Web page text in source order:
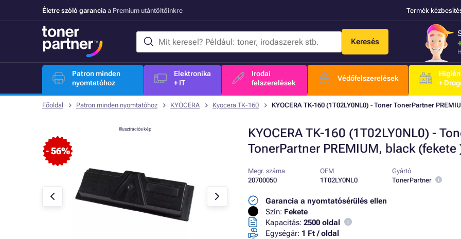
Életre szóló garancia a Premium utántöltőinkre Termék
Keresés
Patron minden
nyomtatóhoz
Elektronika
+ IT
Irodai
felszerelések
Védőfelszerelések
+
Főoldal Patron minden nyomtatóhoz KYOCERA Kyocera TK-160 KYOCERA TK-160 (1T02LY0NL0) - Toner TonerPartner
KYOCERA TK-160 (1T02LY0NL0) -
TonerPartner PREMIUM, black (fekete
- 56%
Illusztrációs kép
Megr. száma
20700050
OEM
1T02LY0NL0
Gyártó
TonerPartner
Garancia a nyomtatósérülés ellen
Szín: Fekete
Kapacitás: 2500 oldal
Egységár: 1 Ft / oldal